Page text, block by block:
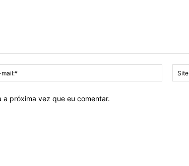
mail:*
a próxima vez que eu comentar.